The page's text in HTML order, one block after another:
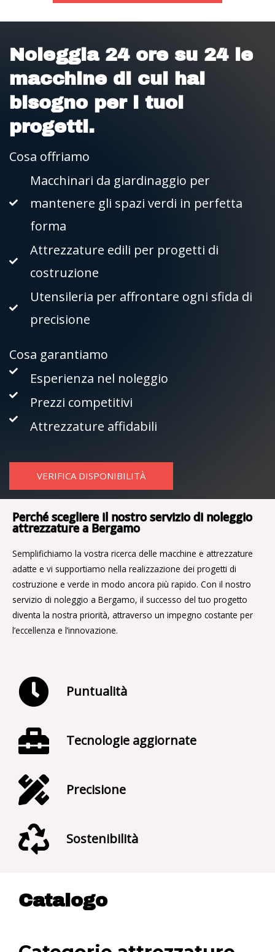
Noleggia 24 ore su 24 le
macchine di cui hai
bisogno per i tuoi
progetti.
Cosa offriamo
Macchinari da giardinaggio per
mantenere gli spazi verdi in perfetta
forma
Attrezzature edili per progetti di
costruzione
Utensileria per affrontare ogni sfida di
precisione
Cosa garantiamo
Esperienza nel noleggio
Prezzi competitivi
Attrezzature affidabili
VERIFICA DISPONIBILITÀ
Perché scegliere il nostro servizio di noleggio
attrezzature a Bergamo
Semplifichiamo la vostra ricerca delle macchine e attrezzature
adatte e vi supportiamo nella realizzazione dei progetti di
costruzione e verde in modo ancora più rapido. Con il nostro
servizio di noleggio a Bergamo, il successo del tuo progetto
diventa la nostra priorità, attraverso un impegno costante per
l’eccellenza e l’innovazione.
Puntualità
Tecnologie aggiornate
Precisione
Sostenibilità
Catalogo